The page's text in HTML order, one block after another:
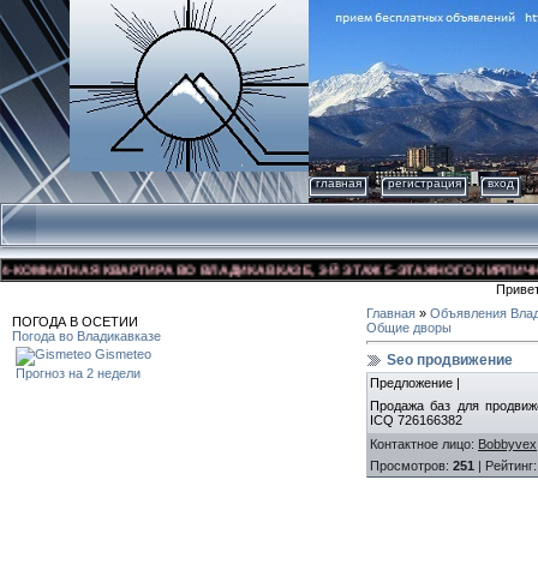
главная регистрация вход
КВАРТИРА ВО ВЛАДИКАВКАЗЕ, 3-Й ЭТАЖ 5-ЭТАЖНОГО
ПОГОДА В ОСЕТИИ
Погода во Владикавказе
Gismeteo
Прогноз на 2 недели
Главная » Объявления
Общие дворы
Seo продвижение
Предложение |
Продажа баз для
ICQ 726166382
Контактное лицо: Bobbyvex
Просмотров: 251 | Рейтинг